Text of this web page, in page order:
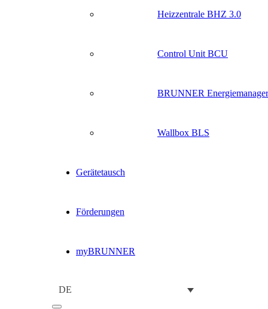
Heizzentrale BHZ 3.0
Control Unit BCU
BRUNNER Energiemanager
Wallbox BLS
Gerätetausch
Förderungen
myBRUNNER
DE